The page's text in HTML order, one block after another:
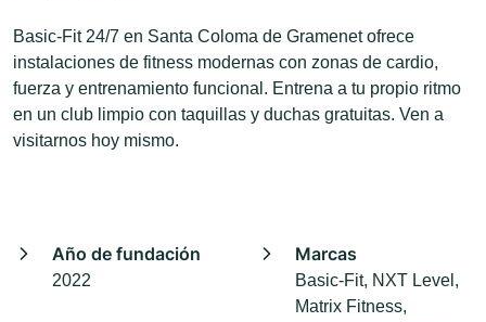
Basic-Fit 24/7 en Santa Coloma de Gramenet ofrece
instalaciones de fitness modernas con zonas de cardio,
fuerza y entrenamiento funcional. Entrena a tu propio ritmo
en un club limpio con taquillas y duchas gratuitas. Ven a
visitarnos hoy mismo.
Año de fundación
2022
Marcas
Basic-Fit, NXT Level,
Matrix Fitness,